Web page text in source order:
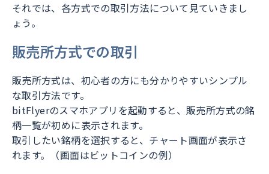
それでは、各方式での取引方法について見ていきまし
ょう。
販売所方式での取引
販売所方式は、初心者の方にも分かりやすいシンプル
な取引方法です。
bitFlyerのスマホアプリを起動すると、販売所方式の銘
柄一覧が初めに表示されます。
取引したい銘柄を選択すると、チャート画面が表示さ
れます。（画面はビットコインの例）